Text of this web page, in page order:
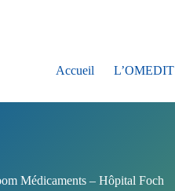
Accueil L’OMEDIT
Médicaments – Hôpital Foch